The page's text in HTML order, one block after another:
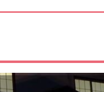
山梨県(19) 長野県(14)
愛媛県(1)